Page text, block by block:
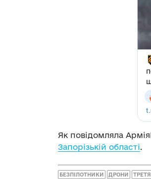
Як повідомляла
Запорізькій області.
БЕЗПІЛОТНИКИ ДРОНИ